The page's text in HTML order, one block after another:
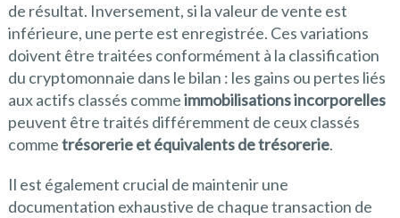
de résultat. Inversement, si la valeur de vente est
inférieure, une perte est enregistrée. Ces variations
doivent être traitées conformément à la classification
du cryptomonnaie dans le bilan : les gains ou pertes liés
aux actifs classés commeimmobilisations incorporelles
peuvent être traités différemment de ceux classés
commetrésorerie et équivalents de trésorerie.
Il est également crucial de maintenir une
documentation exhaustive de chaque transaction de